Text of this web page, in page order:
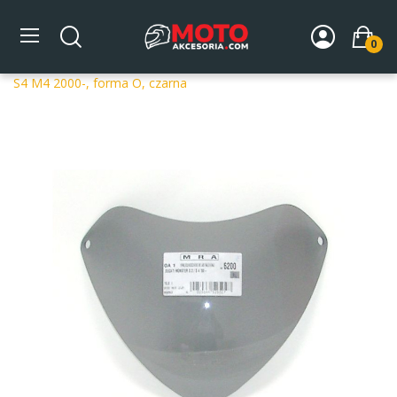
0
Strona główna DLA MOTOCYKLA Szyby
Szyby
S4 M4 2000-, forma O, czarna